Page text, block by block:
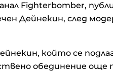
Fighterbomber,
Дейнекин, след
който се
обединение още